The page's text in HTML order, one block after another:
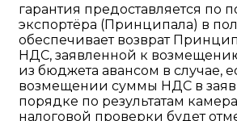
гарантия предоставляется по
экспортёра (Принципала) в
обеспечивает возврат
НДС, заявленной к
из бюджета авансом в случае,
возмещении суммы НДС в
порядке по результатам
налоговой проверки будет